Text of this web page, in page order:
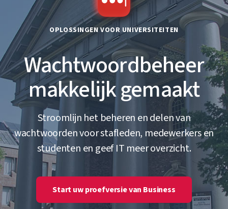
OPLOSSINGEN VOOR UNIVERSITEITEN
Wachtwoordbeheer
makkelijk gemaakt
Stroomlijn het beheren en delen van
wachtwoorden voor stafleden, medewerkers en
studenten en geef IT meer overzicht.
Start uw proefversie van Business